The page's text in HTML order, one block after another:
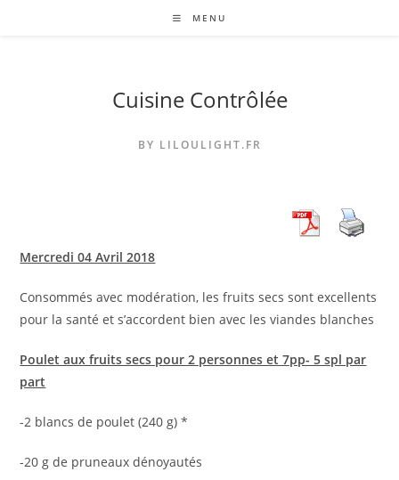
MENU
Cuisine Contrôlée
BY LILOULIGHT.FR
Mercredi 04 Avril 2018
Consommés avec modération, les fruits secs sont excellents
pour la santé et s’accordent bien avec les viandes blanches
Poulet aux fruits secs pour 2 personnes et 7pp- 5 spl par
part
-2 blancs de poulet (240 g) *
-20 g de pruneaux dénoyautés